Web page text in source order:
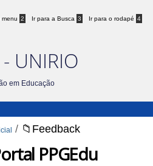
menu 2 Ir para a Busca 3 Ir para o rodapé 4
- UNIRIO
em Educação
/ 📁Feedback
PPGEdu